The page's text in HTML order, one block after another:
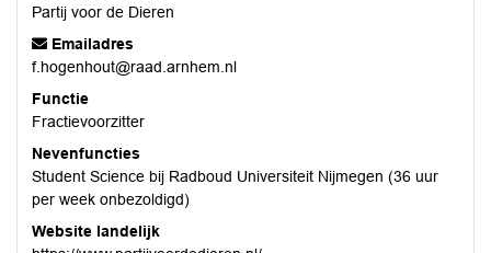
Partij voor de Dieren
Emailadres
f.hogenhout@raad.arnhem.nl
Functie
Fractievoorzitter
Nevenfuncties
Student Science bij Radboud Universiteit Nijmegen (36 uur
per week onbezoldigd)
Website landelijk